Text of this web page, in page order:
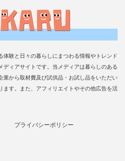
体験と日々の暮らしにまつわる情報やトレンド
ディアサイトです。当メディアは暮らしのある
業から取材費及び試供品・お試し品をいただい
ます。また、アフィリエイトやその他広告を活
プライバシーポリシー